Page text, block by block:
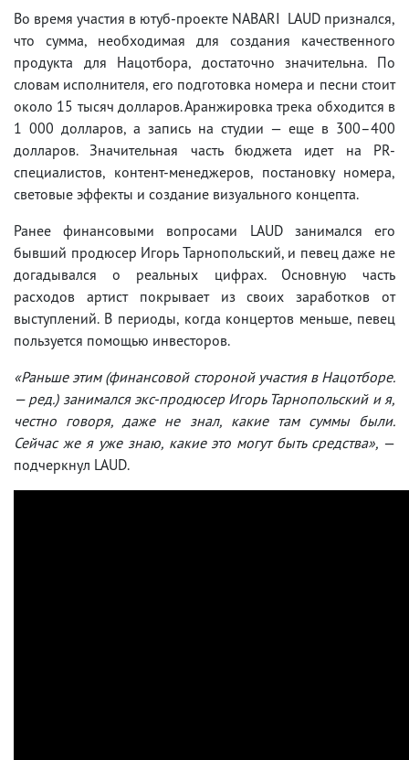
Во время участия в ютуб-проекте NABARI LAUD признался,
что сумма, необходимая для создания качественного
продукта для Нацотбора, достаточно значительна. По
словам исполнителя, его подготовка номера и песни стоит
около 15 тысяч долларов. Аранжировка трека обходится в
1 000 долларов, а запись на студии — еще в 300–400
долларов. Значительная часть бюджета идет на PR-
специалистов, контент-менеджеров, постановку номера,
световые эффекты и создание визуального концепта.
Ранее финансовыми вопросами LAUD занимался его
бывший продюсер Игорь Тарнопольский, и певец даже не
догадывался о реальных цифрах. Основную часть
расходов артист покрывает из своих заработков от
выступлений. В периоды, когда концертов меньше, певец
пользуется помощью инвесторов.
«Раньше этим (финансовой стороной участия в Нацотборе.
— ред.) занимался экс-продюсер Игорь Тарнопольский и я,
честно говоря, даже не знал, какие там суммы были.
Сейчас же я уже знаю, какие это могут быть средства», —
подчеркнул LAUD.